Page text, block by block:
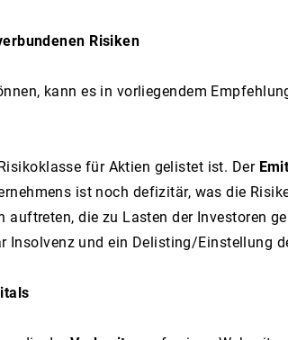
Risiken
kann es in vorliegendem
für Aktien gelistet ist. Der
ist noch defizitär, was die
die zu Lasten der Investoren
und ein Delisting/Einstellung